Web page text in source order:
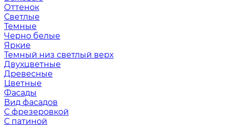
Оттенок
Светлые
Темные
Черно белые
Яркие
Темный низ светлый верх
Двухцветные
Древесные
Цветные
Фасады
Вид фасадов
С фрезеровкой
С патиной